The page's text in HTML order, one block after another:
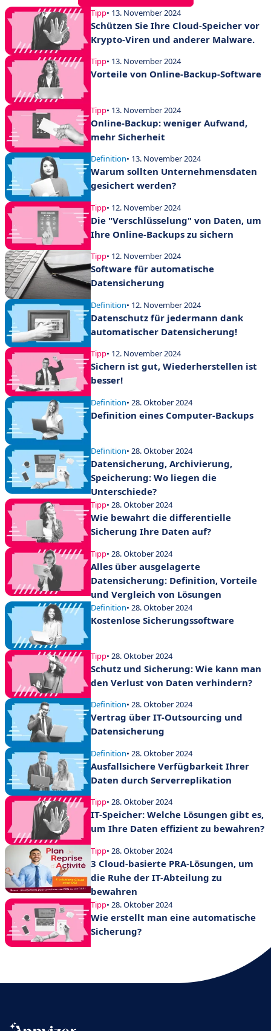
Tipp• 13. November 2024
Schützen Sie Ihre Cloud-Speicher vor
Krypto-Viren und anderer Malware.
Tipp• 13. November 2024
Vorteile von Online-Backup-Software
Tipp• 13. November 2024
Online-Backup: weniger Aufwand,
mehr Sicherheit
Definition• 13. November 2024
Warum sollten Unternehmensdaten
gesichert werden?
Tipp• 12. November 2024
Die "Verschlüsselung" von Daten, um
Ihre Online-Backups zu sichern
Tipp• 12. November 2024
Software für automatische
Datensicherung
Definition• 12. November 2024
Datenschutz für jedermann dank
automatischer Datensicherung!
Tipp• 12. November 2024
Sichern ist gut, Wiederherstellen ist
besser!
Definition• 28. Oktober 2024
Definition eines Computer-Backups
Definition• 28. Oktober 2024
Datensicherung, Archivierung,
Speicherung: Wo liegen die
Unterschiede?
Tipp• 28. Oktober 2024
Wie bewahrt die differentielle
Sicherung Ihre Daten auf?
Tipp• 28. Oktober 2024
Alles über ausgelagerte
Datensicherung: Definition, Vorteile
und Vergleich von Lösungen
Definition• 28. Oktober 2024
Kostenlose Sicherungssoftware
Tipp• 28. Oktober 2024
Schutz und Sicherung: Wie kann man
den Verlust von Daten verhindern?
Definition• 28. Oktober 2024
Vertrag über IT-Outsourcing und
Datensicherung
Definition• 28. Oktober 2024
Ausfallsichere Verfügbarkeit Ihrer
Daten durch Serverreplikation
Tipp• 28. Oktober 2024
IT-Speicher: Welche Lösungen gibt es,
um Ihre Daten effizient zu bewahren?
Tipp• 28. Oktober 2024
3 Cloud-basierte PRA-Lösungen, um
die Ruhe der IT-Abteilung zu
bewahren
Tipp• 28. Oktober 2024
Wie erstellt man eine automatische
Sicherung?